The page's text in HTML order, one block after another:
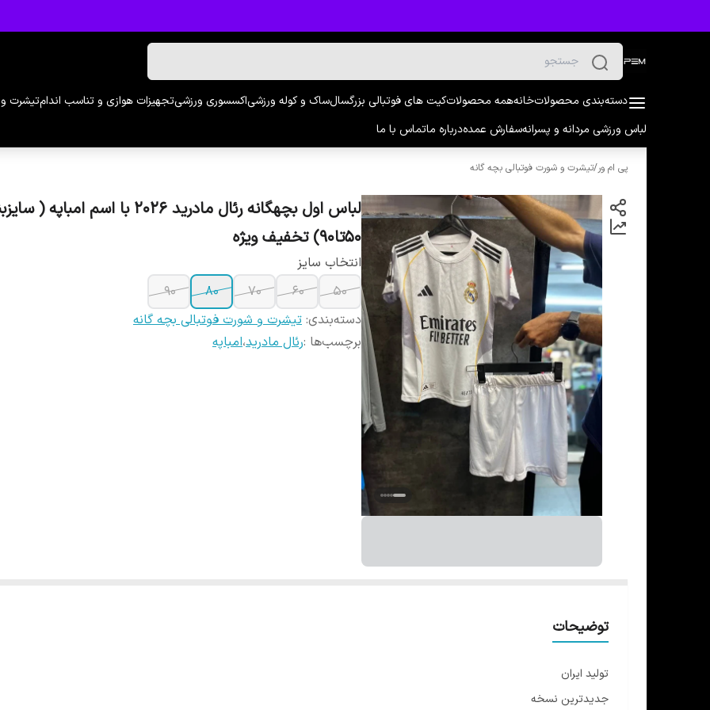
دسته‌بندی محصولاتخانههمه محصولاتکیت های فوتبالی بزرگسالساک و کوله ورزشیاکسسوری ورزشیتجهیزات هوازی و تناسب اندامتیشرت و
لباس ورزشی مردانه و پسرانهسفارش عمدهدرباره ماتماس با ما
پی ام ور/تیشرت و شورت فوتبالی بچه گانه
لباس اول بچهگانه رئال مادرید 2026 با اسم
50تا90) تخفیف ویژه
انتخاب سایز
50
60
70
80
90
دسته‌بندی: تیشرت و شورت فوتبالی بچه گانه
برچسب‌ها :رئال مادرید،امباپه
توضیحات
تولید ایران
جدیدترین نسخه